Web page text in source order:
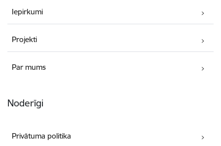
Iepirkumi
Projekti
Par mums
Noderīgi
Privātuma politika